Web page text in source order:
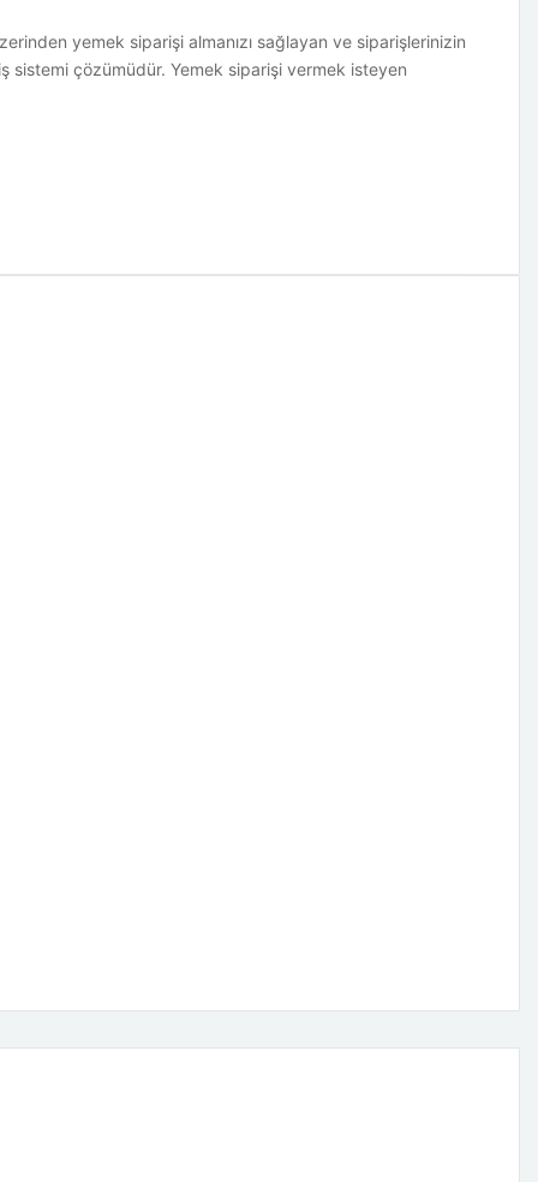
yemek siparişi almanızı sağlayan ve siparişlerinizin
sistemi çözümüdür. Yemek siparişi vermek isteyen